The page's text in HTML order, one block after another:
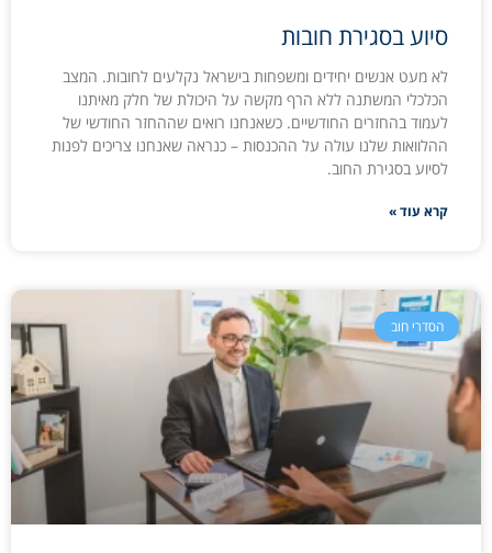
סיוע בסגירת חובות
לא מעט אנשים יחידים ומשפחות בישראל נקלעים לחובות. המצב
הכלכלי המשתנה ללא הרף מקשה על היכולת של חלק מאיתנו
לעמוד בהחזרים החודשיים. כשאנחנו רואים שההחזר החודשי של
ההלוואות שלנו עולה על ההכנסות – כנראה שאנחנו צריכים לפנות
לסיוע בסגירת החוב.
קרא עוד »
הסדרי חוב